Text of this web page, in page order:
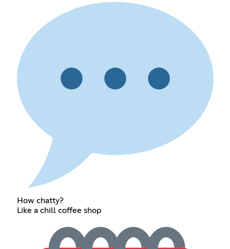
How chatty?
Like a chill coffee shop